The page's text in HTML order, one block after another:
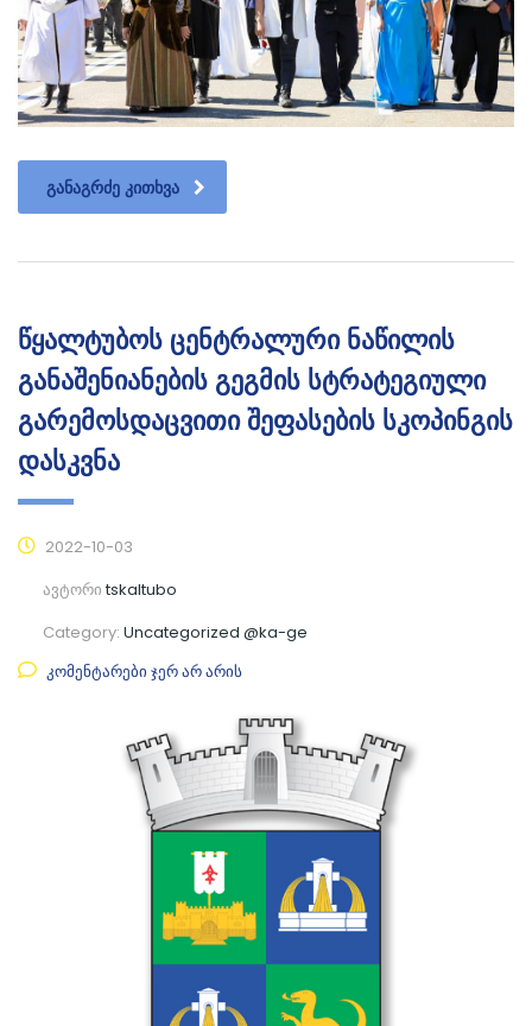
ᲒᲐᲜᲐᲒᲠᲫᲔ ᲙᲘᲗᲮᲕᲐ
წყალტუბოს ცენტრალური ნაწილის
განაშენიანების გეგმის სტრატეგიული
გარემოსდაცვითი შეფასების სკოპინგის
დასკვნა
2022-10-03
ავტორიtskaltubo
Category: Uncategorized @ka-ge
კომენტარები ჯერ არ არის